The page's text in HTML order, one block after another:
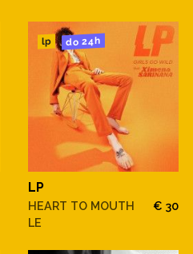
lp do 24h
LP
HEART TO MOUTH
LE
€ 30